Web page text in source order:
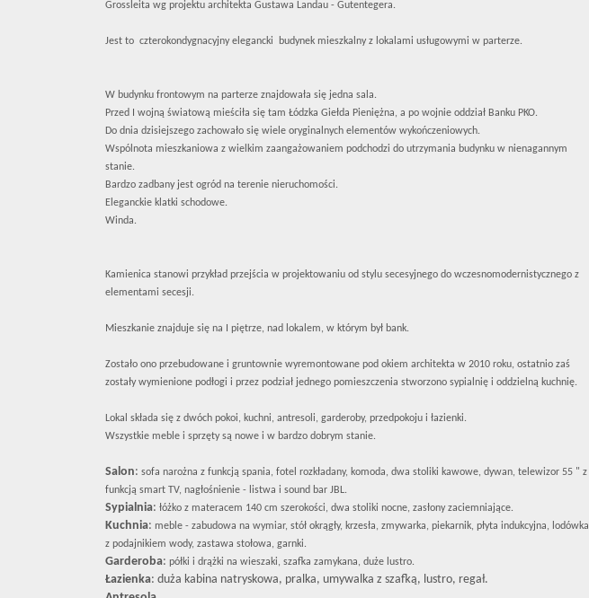
Grossleita wg projektu architekta Gustawa Landau - Gutentegera.
Jest to czterokondygnacyjny elegancki budynek mieszkalny z lokalami usługowymi w parterze.
W budynku frontowym na parterze znajdowała się jedna sala.
Przed I wojną światową mieściła się tam Łódzka Giełda Pieniężna, a po wojnie oddział Banku PKO.
Do dnia dzisiejszego zachowało się wiele oryginalnych elementów wykończeniowych.
Wspólnota mieszkaniowa z wielkim zaangażowaniem podchodzi do utrzymania budynku w nienagannym
stanie.
Bardzo zadbany jest ogród na terenie nieruchomości.
Eleganckie klatki schodowe.
Winda.
Kamienica stanowi przykład przejścia w projektowaniu od stylu secesyjnego do wczesnomodernistycznego z
elementami secesji.
Mieszkanie znajduje się na I piętrze, nad lokalem, w którym był bank.
Zostało ono przebudowane i gruntownie wyremontowane pod okiem architekta w 2010 roku, ostatnio zaś
zostały wymienione podłogi i przez podział jednego pomieszczenia stworzono sypialnię i oddzielną kuchnię.
Lokal składa się z dwóch pokoi, kuchni, antresoli, garderoby, przedpokoju i łazienki.
Wszystkie meble i sprzęty są nowe i w bardzo dobrym stanie.
Salon: sofa narożna z funkcją spania, fotel rozkładany, komoda, dwa stoliki kawowe, dywan, telewizor 55 " z
funkcją smart TV, nagłośnienie - listwa i sound bar JBL.
Sypialnia: łóżko z materacem 140 cm szerokości, dwa stoliki nocne, zasłony zaciemniające.
Kuchnia: meble - zabudowa na wymiar, stół okrągły, krzesła, zmywarka, piekarnik, płyta indukcyjna, lodówka
z podajnikiem wody, zastawa stołowa, garnki.
Garderoba: półki i drążki na wieszaki, szafka zamykana, duże lustro.
Łazienka: duża kabina natryskowa, pralka, umywalka z szafką, lustro, regał.